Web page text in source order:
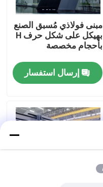
مبنى فولاذي مُسبق الصنع
بهيكل على شكل حرف H
بأحجام مخصصة
إرسال استفسار